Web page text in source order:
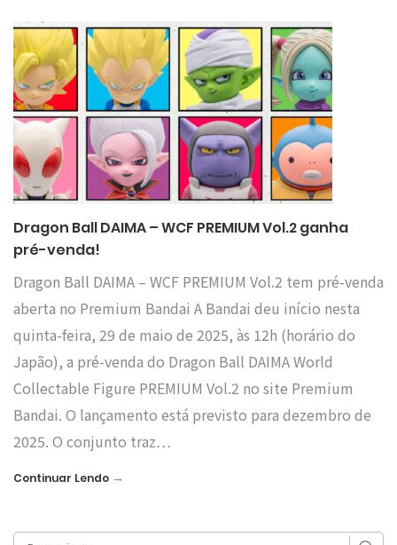
Dragon Ball DAIMA – WCF PREMIUM Vol.2 ganha
pré-venda!
Dragon Ball DAIMA – WCF PREMIUM Vol.2 tem pré-venda
aberta no Premium Bandai A Bandai deu início nesta
quinta-feira, 29 de maio de 2025, às 12h (horário do
Japão), a pré-venda do Dragon Ball DAIMA World
Collectable Figure PREMIUM Vol.2 no site Premium
Bandai. O lançamento está previsto para dezembro de
2025. O conjunto traz…
Continuar Lendo →